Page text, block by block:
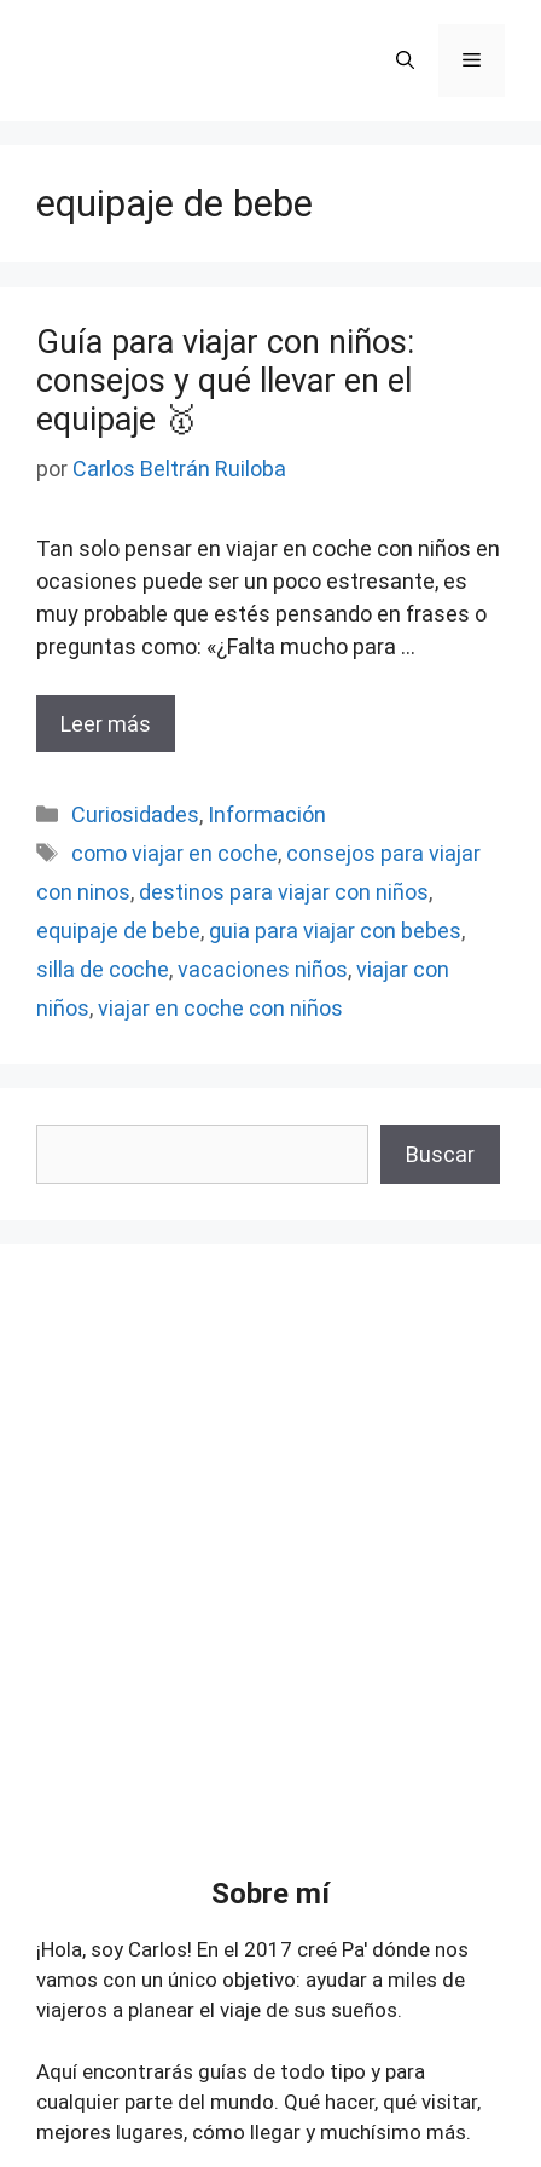
Menú
equipaje de bebe
Guía para viajar con niños:
consejos y qué llevar en el
equipaje 🥇
por Carlos Beltrán Ruiloba
Tan solo pensar en viajar en coche con niños en
ocasiones puede ser un poco estresante, es
muy probable que estés pensando en frases o
preguntas como: «¿Falta mucho para …
Leer más
Categorías
Curiosidades, Información
Etiquetas
como viajar en coche, consejos para viajar
con ninos, destinos para viajar con niños,
equipaje de bebe, guia para viajar con bebes,
silla de coche,vacaciones niños,viajar con
niños,viajar en coche con niños
Buscar
Sobre mí
¡Hola, soy Carlos! En el 2017 creé Pa' dónde nos
vamos con un único objetivo: ayudar a miles de
viajeros a planear el viaje de sus sueños.
Aquí encontrarás guías de todo tipo y para
cualquier parte del mundo. Qué hacer, qué visitar,
mejores lugares, cómo llegar y muchísimo más.